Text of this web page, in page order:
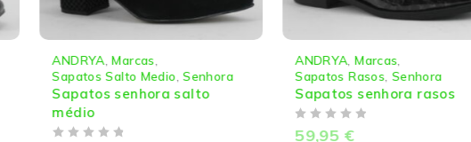
ANDRYA,Marcas
Sapatos Salto Medio ,Senhora
Sapatos senhora salto
médio
ANDRYA,Marcas
Sapatos Rasos Senhora
Sapatos senhora rasos
59,95 €